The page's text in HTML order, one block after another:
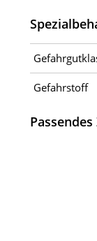
Gefahrstoff